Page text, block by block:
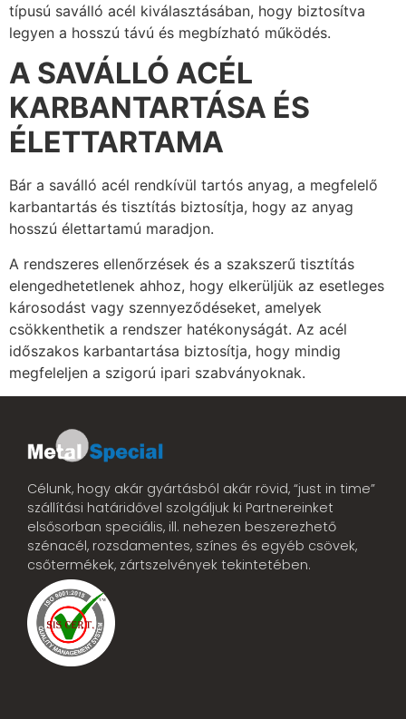
típusú saválló acél kiválasztásában, hogy biztosítva
legyen a hosszú távú és megbízható működés.
A SAVÁLLÓ ACÉL
KARBANTARTÁSA ÉS
ÉLETTARTAMA
Bár a saválló acél rendkívül tartós anyag, a megfelelő
karbantartás és tisztítás biztosítja, hogy az anyag
hosszú élettartamú maradjon.
A rendszeres ellenőrzések és a szakszerű tisztítás
elengedhetetlenek ahhoz, hogy elkerüljük az esetleges
károsodást vagy szennyeződéseket, amelyek
csökkenthetik a rendszer hatékonyságát. Az acél
időszakos karbantartása biztosítja, hogy mindig
megfeleljen a szigorú ipari szabványoknak.
Célunk, hogy akár gyártásból akár rövid, “just in time”
szállítási határidővel szolgáljuk ki Partnereinket
elsősorban speciális, ill. nehezen beszerezhető
szénacél, rozsdamentes, színes és egyéb csövek,
csőtermékek, zártszelvények tekintetében.